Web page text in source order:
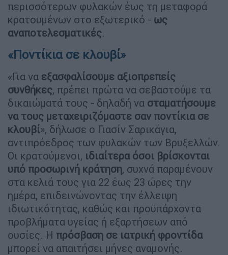
περισσότερων φυλακών έως τη μεταφορά
κρατουμένων στο εξωτερικό - ως
αναποτελεσματικές.
«Ποντίκια σε κλουβί»
«Για να εξασφαλίσουμε αξιοπρεπείς
συνθήκες, πρέπει πρώτα να σεβαστούμε τα
δικαιώματά τους - δηλαδή να σταματήσουμε
να τους μεταχειριζόμαστε σαν ποντίκια σε
κλουβί», δήλωσε ο Γιασίν Σαρικάγια,
αντιπρόεδρος των φυλακών των Βρυξελλών.
Οι κρατούμενοι, ιδιαίτερα όσοι βρίσκονται
υπό προσωρινή κράτηση, συχνά παραμένουν
στα κελιά τους για 22 έως 23 ώρες την
ημέρα, επιδεινώνοντας την έλλειψη
ιδιωτικότητας, καθώς και προϋπάρχοντα
προβλήματα υγείας ή εξαρτήσεων από
ουσίες. Η πρόσβαση σε ιατρική φροντίδα
μπορεί να απαιτήσει μήνες αναμονής.